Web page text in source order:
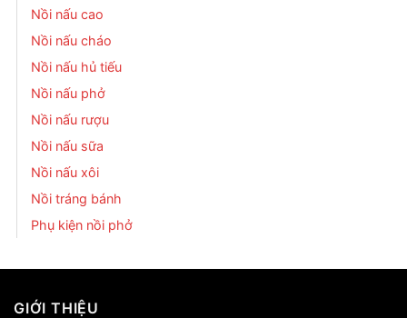
Nồi nấu cao
Nồi nấu cháo
Nồi nấu hủ tiếu
Nồi nấu phở
Nồi nấu rượu
Nồi nấu sữa
Nồi nấu xôi
Nồi tráng bánh
Phụ kiện nồi phở
GIỚI THIỆU